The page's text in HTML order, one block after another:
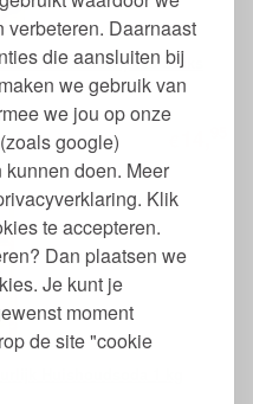
Daarnaast
die aansluiten bij
we gebruik van
we jou op onze
google)
doen. Meer
Klik
te accepteren.
Dan plaatsen we
Je kunt je
moment
de site "cookie
Plasticvrij 120 Stuks
Huishoudsoda 1 kg